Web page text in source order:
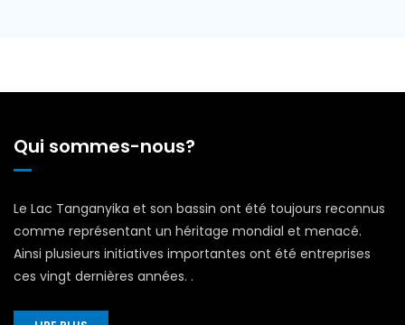
Qui sommes-nous?
Le Lac Tanganyika et son bassin ont été toujours reconnus
comme représentant un héritage mondial et menacé.
Ainsi plusieurs initiatives importantes ont été entreprises
ces vingt dernières années. .